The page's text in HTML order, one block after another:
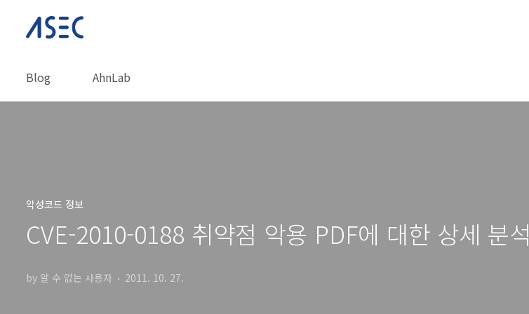
Blog AhnLab
악성코드 정보
CVE-2010-0188 취약점 악용 PDF에 대한 상세 분석
by 알 수 없는 사용자 2011. 10. 27.